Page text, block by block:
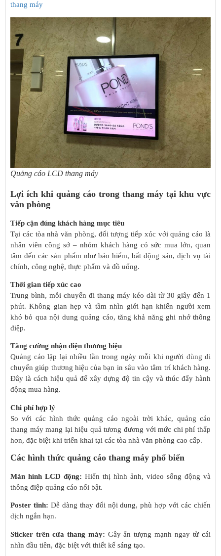
thang máy
Quảng cáo LCD thang máy
Lợi ích khi quảng cáo trong thang máy tại khu vực
văn phòng
Tiếp cận đúng khách hàng mục tiêu
Tại các tòa nhà văn phòng, đối tượng tiếp xúc với quảng cáo là
nhân viên công sở – nhóm khách hàng có sức mua lớn, quan
tâm đến các sản phẩm như bảo hiểm, bất động sản, dịch vụ tài
chính, công nghệ, thực phẩm và đồ uống.
Thời gian tiếp xúc cao
Trung bình, mỗi chuyến đi thang máy kéo dài từ 30 giây đến 1
phút. Không gian hẹp và tầm nhìn giới hạn khiến người xem
khó bỏ qua nội dung quảng cáo, tăng khả năng ghi nhớ thông
điệp.
Tăng cường nhận diện thương hiệu
Quảng cáo lặp lại nhiều lần trong ngày mỗi khi người dùng di
chuyển giúp thương hiệu của bạn in sâu vào tâm trí khách hàng.
Đây là cách hiệu quả để xây dựng độ tin cậy và thúc đẩy hành
động mua hàng.
Chi phí hợp lý
So với các hình thức quảng cáo ngoài trời khác, quảng cáo
thang máy mang lại hiệu quả tương đương với mức chi phí thấp
hơn, đặc biệt khi triển khai tại các tòa nhà văn phòng cao cấp.
Các hình thức quảng cáo thang máy phổ biến
Màn hình LCD động: Hiển thị hình ảnh, video sống động và
thông điệp quảng cáo nổi bật.
Poster tĩnh: Dễ dàng thay đổi nội dung, phù hợp với các chiến
dịch ngắn hạn.
Sticker trên cửa thang máy: Gây ấn tượng mạnh ngay từ cái
nhìn đầu tiên, đặc biệt với thiết kế sáng tạo.